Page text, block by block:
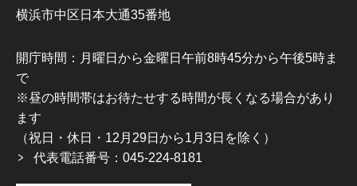
横浜市中区日本大通35番地
開庁時間：月曜日から金曜日午前8時45分から午後5時ま
で
※昼の時間帯はお待たせする時間が長くなる場合があり
ます
（祝日・休日・12月29日から1月3日を除く）
代表電話番号：045-224-8181